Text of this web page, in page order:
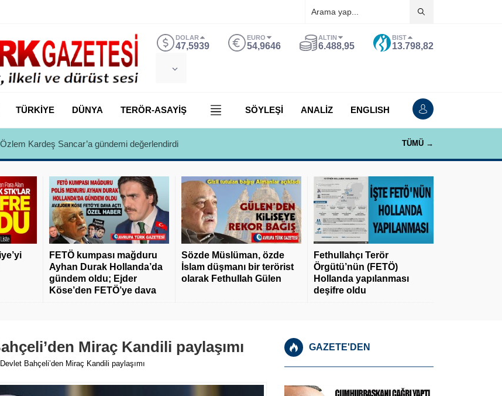
DOLAR
47,5939
EURO
54,9646
ALTIN
6.488,95
BIST
13.798,82
TÜRKİYE DÜNYA TERÖR-ASAYİŞ SÖYLEŞİ ANALİZ ENGLISH
Kardeş Sancar’a gündemi değerlendirdi TÜMÜ →
FETÖ kumpası mağduru
Ayhan Durak Hollanda’da
gündem oldu; Ejder
Köse’den FETÖ’ye dava
Sözde Müslüman, özde
İslam düşmanı bir terörist
olarak Fethullah Gülen
Fethullahçı Terör
Örgütü’nün (FETÖ)
Hollanda yapılanması
deşifre oldu
Miraç Kandili paylaşımı
Bahçeli’den Miraç Kandili paylaşımı
GAZETE'DEN